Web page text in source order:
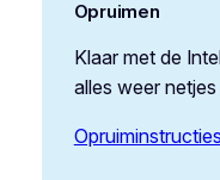
Opruimen
Klaar met de
alles weer
Opruiminstructies